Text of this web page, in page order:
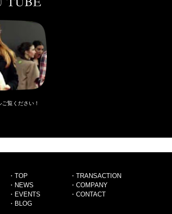
覧ください！
・TOP
・NEWS
・EVENTS
・BLOG
・TRANSACTION
・COMPANY
・CONTACT